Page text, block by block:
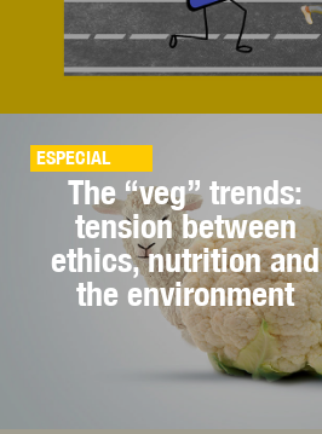
ESPECIAL
The “veg” trends:
tension between
ethics, nutrition and
the environment